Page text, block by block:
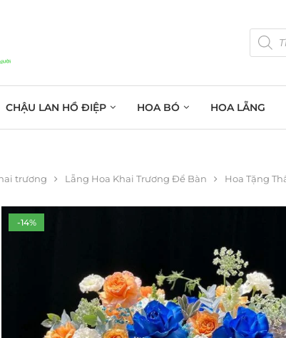
CHẬU LAN HỒ ĐIỆP HOA BÓ HOA LẴNG
trương Lẵng Hoa Khai Trương Để Bàn Hoa Tặng
-14%